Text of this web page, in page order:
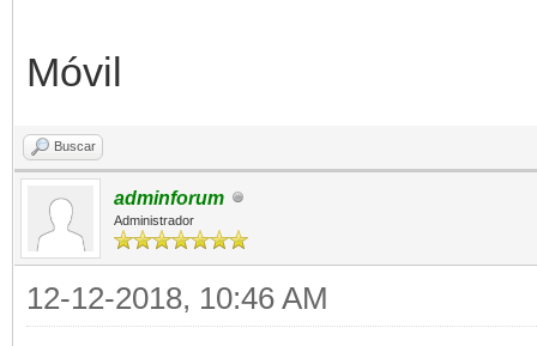
Móvil
Buscar
adminforum
Administrador
12-12-2018, 10:46 AM